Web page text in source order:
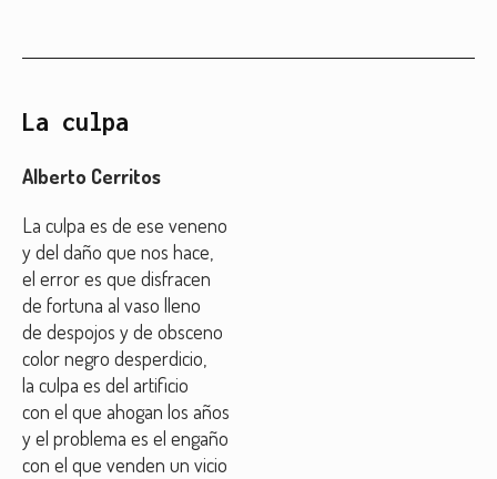
La culpa
Alberto Cerritos
La culpa es de ese veneno
y del daño que nos hace,
el error es que disfracen
de fortuna al vaso lleno
de despojos y de obsceno
color negro desperdicio,
la culpa es del artificio
con el que ahogan los años
y el problema es el engaño
con el que venden un vicio